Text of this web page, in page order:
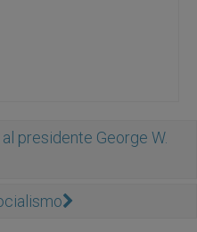
presidente George W.